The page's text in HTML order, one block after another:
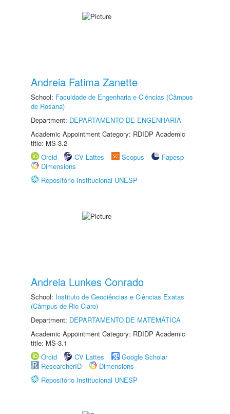
Andreia Fatima Zanette
School: Faculdade de Engenharia e Ciências (Câmpus
de Rosana)
Department: DEPARTAMENTO DE ENGENHARIA
Academic Appointment Category: RDIDP Academic
title: MS-3.2
Orcid
CV Lattes Scopus
Fapesp
Dimensions
Repositório Institucional UNESP
Andreia Lunkes Conrado
School: Instituto de Geociências e Ciências Exatas
(Câmpus de Rio Claro)
Department: DEPARTAMENTO DE MATEMÁTICA
Academic Appointment Category: RDIDP Academic
title: MS-3.1
Orcid
CV Lattes
Google Scholar
ResearcherID
Dimensions
Repositório Institucional UNESP